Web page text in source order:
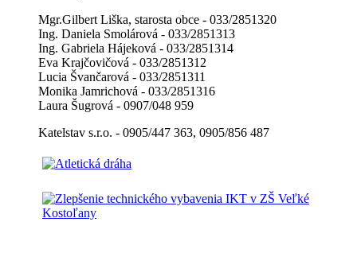
Mgr.Gilbert Liška, starosta obce - 033/2851320
Ing. Daniela Smolárová - 033/2851313
Ing. Gabriela Hájeková - 033/2851314
Eva Krajčovičová - 033/2851312
Lucia Švančarová - 033/2851311
Monika Jamrichová - 033/2851316
Laura Šugrová - 0907/048 959
Katelstav s.r.o. - 0905/447 363, 0905/856 487